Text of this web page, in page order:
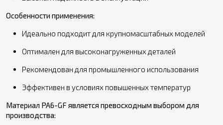
Особенности применения:
Идеально подходит для крупномасштабных моделей
Оптимален для высоконагруженных деталей
Рекомендован для промышленного использования
Эффективен в условиях повышенных температур
Материал PA6-GF является превосходным выбором для
производства: